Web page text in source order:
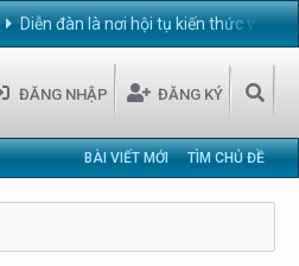
là nơi hội tụ kiến thức và thương
ĐĂNG NHẬP ĐĂNG KÝ
BÀI VIẾT MỚI TÌM CHỦ ĐỀ